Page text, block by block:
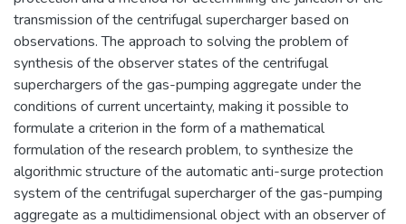
transmission of the centrifugal supercharger based on
observations. The approach to solving the problem of
synthesis of the observer states of the centrifugal
superchargers of the gas-pumping aggregate under the
conditions of current uncertainty, making it possible to
formulate a criterion in the form of a mathematical
formulation of the research problem, to synthesize the
algorithmic structure of the automatic anti-surge protection
system of the centrifugal supercharger of the gas-pumping
aggregate as a multidimensional object with an observer of